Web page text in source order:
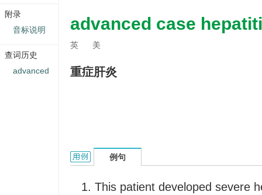
advanced case
英 美
重症肝炎
Advanced case hepatitis的用法和样例：
例句
This patient developed severe
附录
音标说明
查词历史
advanced